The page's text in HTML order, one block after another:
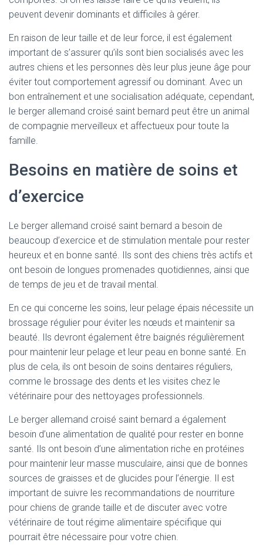
peuvent devenir dominants et difficiles à gérer.
En raison de leur taille et de leur force, il est également
important de s’assurer qu’ils sont bien socialisés avec les
autres chiens et les personnes dès leur plus jeune âge pour
éviter tout comportement agressif ou dominant. Avec un
bon entraînement et une socialisation adéquate, cependant,
le berger allemand croisé saint bernard peut être un animal
de compagnie merveilleux et affectueux pour toute la
famille.
Besoins en matière de soins et
d’exercice
Le berger allemand croisé saint bernard a besoin de
beaucoup d’exercice et de stimulation mentale pour rester
heureux et en bonne santé. Ils sont des chiens très actifs et
ont besoin de longues promenades quotidiennes, ainsi que
de temps de jeu et de travail mental.
En ce qui concerne les soins, leur pelage épais nécessite un
brossage régulier pour éviter les nœuds et maintenir sa
beauté. Ils devront également être baignés régulièrement
pour maintenir leur pelage et leur peau en bonne santé. En
plus de cela, ils ont besoin de soins dentaires réguliers,
comme le brossage des dents et les visites chez le
vétérinaire pour des nettoyages professionnels.
Le berger allemand croisé saint bernard a également
besoin d’une alimentation de qualité pour rester en bonne
santé. Ils ont besoin d’une alimentation riche en protéines
pour maintenir leur masse musculaire, ainsi que de bonnes
sources de graisses et de glucides pour l’énergie. Il est
important de suivre les recommandations de nourriture
pour chiens de grande taille et de discuter avec votre
vétérinaire de tout régime alimentaire spécifique qui
pourrait être nécessaire pour votre chien.